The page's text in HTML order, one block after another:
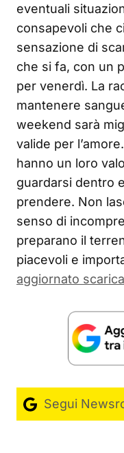
eventuali
consapevoli che
sensazione di
che si fa, con un
per venerdì. La
mantenere
weekend sarà
valide per
hanno un loro
guardarsi dentro
prendere. Non
senso di
preparano il
piacevoli e
aggiornato scarica
Segui